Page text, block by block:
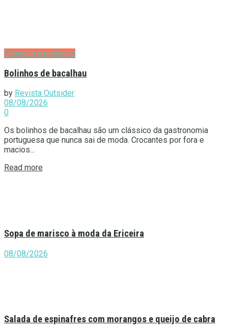
Entradas e petiscos
Bolinhos de bacalhau
by Revista Outsider
08/08/2026
0
Os bolinhos de bacalhau são um clássico da gastronomia
portuguesa que nunca sai de moda. Crocantes por fora e
macios...
Read more
Sopa de marisco à moda da Ericeira
08/08/2026
Salada de espinafres com morangos e queijo de cabra